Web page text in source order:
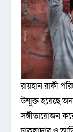
রায়হান রাফী
উন্মুক্ত হয়েছে
সঙ্গীতায়োজন